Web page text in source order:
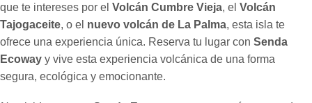
que te intereses por el Volcán Cumbre Vieja, el Volcán
Tajogaceite, o el nuevo volcán de La Palma, esta isla te
ofrece una experiencia única. Reserva tu lugar con Senda
Ecoway y vive esta experiencia volcánica de una forma
segura, ecológica y emocionante.